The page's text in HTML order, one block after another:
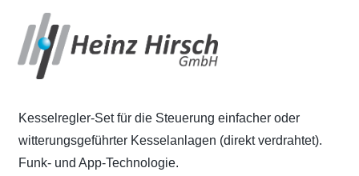
Terra Green Magelan
Combo Set
Kesselregler-Set für die Steuerung einfacher oder
witterungsgeführter Kesselanlagen (direkt verdrahtet).
Funk- und App-Technologie.